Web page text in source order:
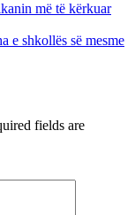
më të kërkuar
e shkollës së mesme
fields are